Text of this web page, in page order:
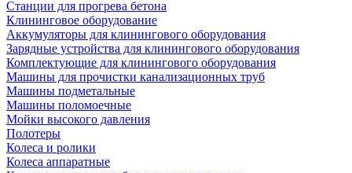
Станции для прогрева бетона
Клининговое оборудование
Аккумуляторы для клинингового оборудования
Зарядные устройства для клинингового оборудования
Комплектующие для клинингового оборудования
Машины для прочистки канализационных труб
Машины подметальные
Машины поломоечные
Мойки высокого давления
Полотеры
Колеса и ролики
Колеса аппаратные